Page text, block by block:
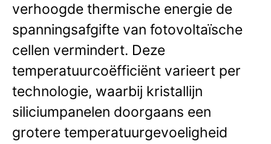
verhoogde thermische energie de
spanningsafgifte van fotovoltaïsche
cellen vermindert. Deze
temperatuurcoëfficiënt varieert per
technologie, waarbij kristallijn
siliciumpanelen doorgaans een
grotere temperatuurgevoeligheid